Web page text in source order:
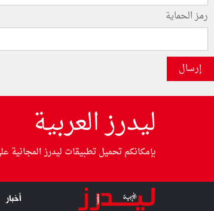
رمز الحماية
إرسال
ليدرز العربية
بإمكانكم تحميل تطبيقات ليدرز المجانية
أخبار